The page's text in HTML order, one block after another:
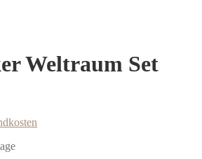
Weltraum Set